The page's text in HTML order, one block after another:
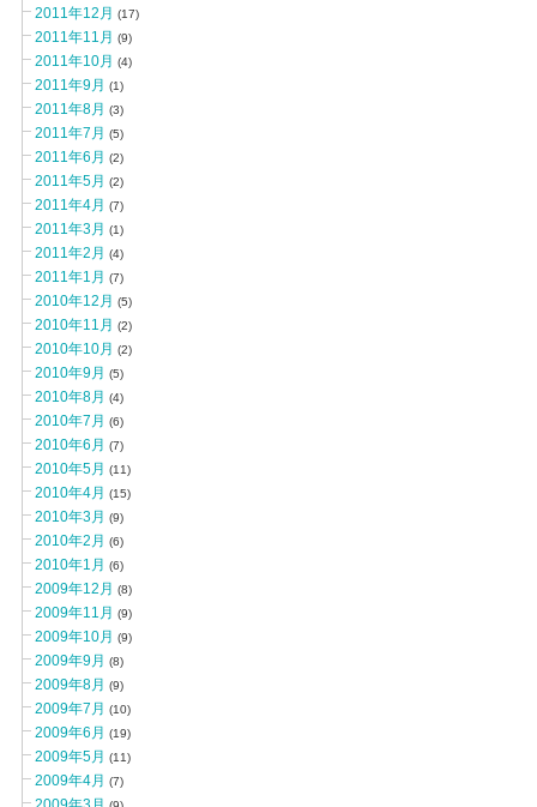
2011年12月 (17)
2011年11月 (9)
2011年10月 (4)
2011年9月 (1)
2011年8月 (3)
2011年7月 (5)
2011年6月 (2)
2011年5月 (2)
2011年4月 (7)
2011年3月 (1)
2011年2月 (4)
2011年1月 (7)
2010年12月 (5)
2010年11月 (2)
2010年10月 (2)
2010年9月 (5)
2010年8月 (4)
2010年7月 (6)
2010年6月 (7)
2010年5月 (11)
2010年4月 (15)
2010年3月 (9)
2010年2月 (6)
2010年1月 (6)
2009年12月 (8)
2009年11月 (9)
2009年10月 (9)
2009年9月 (8)
2009年8月 (9)
2009年7月 (10)
2009年6月 (19)
2009年5月 (11)
2009年4月 (7)